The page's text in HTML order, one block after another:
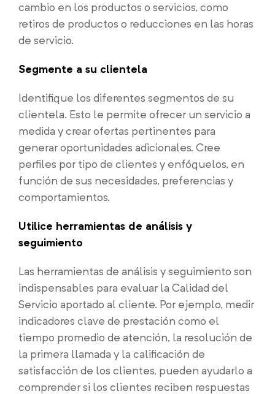
cambio en los productos o servicios, como
retiros de productos o reducciones en las horas
de servicio.
Segmente a su clientela
Identifique los diferentes segmentos de su
clientela. Esto le permite ofrecer un servicio a
medida y crear ofertas pertinentes para
generar oportunidades adicionales. Cree
perfiles por tipo de clientes y enfóquelos, en
función de sus necesidades, preferencias y
comportamientos.
Utilice herramientas de análisis y
seguimiento
Las herramientas de análisis y seguimiento son
indispensables para evaluar la Calidad del
Servicio aportado al cliente. Por ejemplo, medir
indicadores clave de prestación como el
tiempo promedio de atención, la resolución de
la primera llamada y la calificación de
satisfacción de los clientes, pueden ayudarlo a
comprender si los clientes reciben respuestas